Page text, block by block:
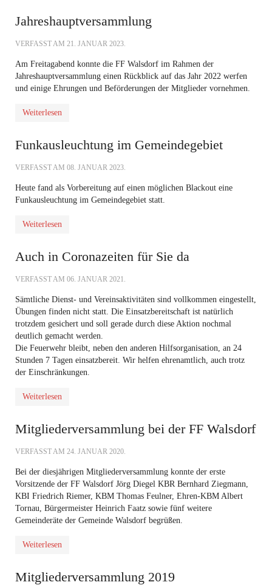
Jahreshauptversammlung
VERFASST AM 21. JANUAR 2023.
Am Freitagabend konnte die FF Walsdorf im Rahmen der
Jahreshauptversammlung einen Rückblick auf das Jahr 2022 werfen
und einige Ehrungen und Beförderungen der Mitglieder vornehmen.
Weiterlesen
Funkausleuchtung im Gemeindegebiet
VERFASST AM 08. JANUAR 2023.
Heute fand als Vorbereitung auf einen möglichen Blackout eine
Funkausleuchtung im Gemeindegebiet statt.
Weiterlesen
Auch in Coronazeiten für Sie da
VERFASST AM 06. JANUAR 2021.
Sämtliche Dienst- und Vereinsaktivitäten sind vollkommen eingestellt,
Übungen finden nicht statt. Die Einsatzbereitschaft ist natürlich
trotzdem gesichert und soll gerade durch diese Aktion nochmal
deutlich gemacht werden.
Die Feuerwehr bleibt, neben den anderen Hilfsorganisation, an 24
Stunden 7 Tagen einsatzbereit. Wir helfen ehrenamtlich, auch trotz
der Einschränkungen.
Weiterlesen
Mitgliederversammlung bei der FF Walsdorf
VERFASST AM 24. JANUAR 2020.
Bei der diesjährigen Mitgliederversammlung konnte der erste
Vorsitzende der FF Walsdorf Jörg Diegel KBR Bernhard Ziegmann,
KBI Friedrich Riemer, KBM Thomas Feulner, Ehren-KBM Albert
Tornau, Bürgermeister Heinrich Faatz sowie fünf weitere
Gemeinderäte der Gemeinde Walsdorf begrüßen.
Weiterlesen
Mitgliederversammlung 2019